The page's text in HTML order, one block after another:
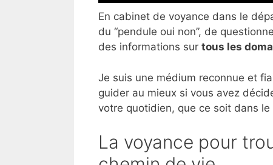
En cabinet de voyance dans le
du “pendule oui non”, de
des informations sur tous les
Je suis une médium reconnue et
guider au mieux si vous avez
votre quotidien, que ce soit dans
La voyance pour